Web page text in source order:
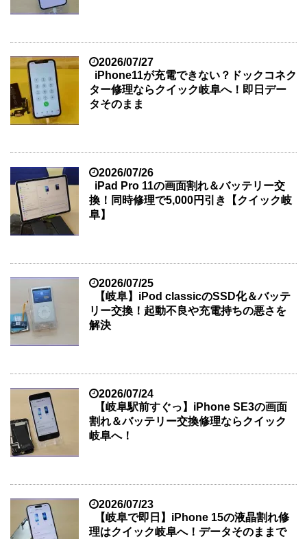
2026/07/27
iPhone11が充電できない？ドックコネク
ター修理ならクイック岐阜へ！即日デー
タそのまま
2026/07/26
iPad Pro 11の画面割れ＆バッテリー交
換！同時修理で5,000円引き【クイック岐
阜】
2026/07/25
【岐阜】iPod classicのSSD化＆バッテ
リー交換！起動不良や充電持ちの悪さを
解決
2026/07/24
【岐阜駅前すぐっ】iPhone SE3の画面
割れ＆バッテリー交換修理ならクイック
岐阜へ！
2026/07/23
【岐阜で即日】iPhone 15の液晶割れ修
理はクイック岐阜へ！データそのままで